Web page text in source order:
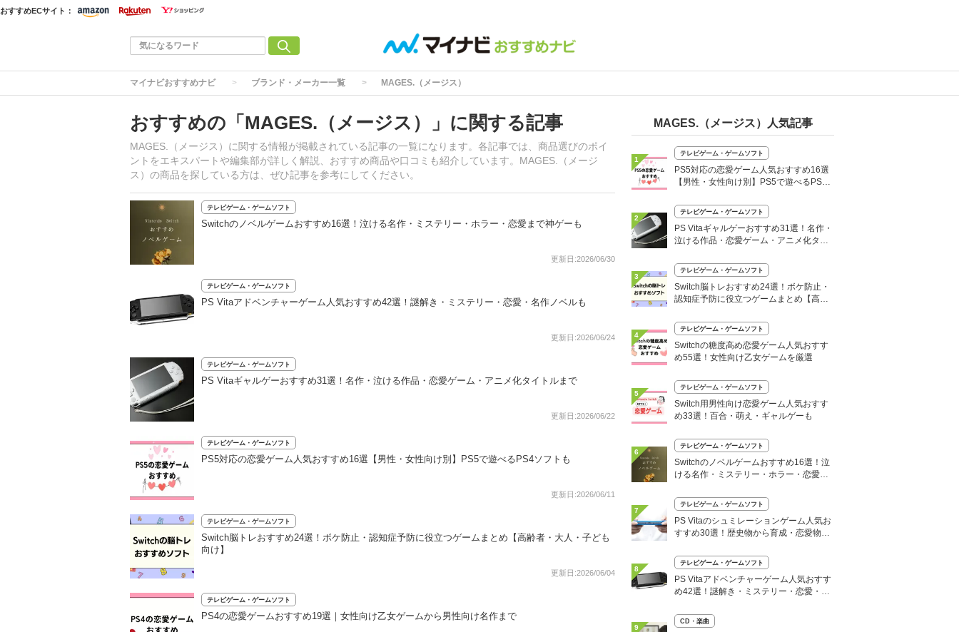
おすすめECサイト：
マイナビおすすめナビ ブランド・メーカー一覧 MAGES.（メージス）
おすすめの「MAGES.（メージス）」に関する記事
MAGES.（メージス）に関する情報が掲載されている記事の一覧になります。各記事では、商品選びのポイ
ントをエキスパートや編集部が詳しく解説、おすすめ商品や口コミも紹介しています。MAGES.（メージ
ス）の商品を探している方は、ぜひ記事を参考にしてください。
テレビゲーム・ゲームソフト
Switchのノベルゲームおすすめ16選！泣ける名作・ミステリー・ホラー・恋愛まで神ゲーも
更新日:2026/06/30
テレビゲーム・ゲームソフト
PS Vitaアドベンチャーゲーム人気おすすめ42選！謎解き・ミステリー・恋愛・名作ノベルも
更新日:2026/06/24
テレビゲーム・ゲームソフト
PS Vitaギャルゲーおすすめ31選！名作・泣ける作品・恋愛ゲーム・アニメ化タイトルまで
更新日:2026/06/22
テレビゲーム・ゲームソフト
PS5対応の恋愛ゲーム人気おすすめ16選【男性・女性向け別】PS5で遊べるPS4ソフトも
更新日:2026/06/11
テレビゲーム・ゲームソフト
Switch脳トレおすすめ24選！ボケ防止・認知症予防に役立つゲームまとめ【高齢者・大人・子ども
向け】
更新日:2026/06/04
テレビゲーム・ゲームソフト
PS4の恋愛ゲームおすすめ19選｜女性向け乙女ゲームから男性向け名作まで
MAGES.（メージス）人気記事
1
テレビゲーム・ゲームソフト
PS5対応の恋愛ゲーム人気おすすめ16選
【男性・女性向け別】PS5で遊べるPS4
2
テレビゲーム・ゲームソフト
PS Vitaギャルゲーおすすめ31選！名作・
泣ける作品・恋愛ゲーム・アニメ化タイ
3
テレビゲーム・ゲームソフト
Switch脳トレおすすめ24選！ボケ防止・
認知症予防に役立つゲームまとめ【高齢
4
テレビゲーム・ゲームソフト
Switchの糖度高め恋愛ゲーム人気おすす
め55選！女性向け乙女ゲームを厳選
5
テレビゲーム・ゲームソフト
Switch用男性向け恋愛ゲーム人気おすす
め33選！百合・萌え・ギャルゲーも
6
テレビゲーム・ゲームソフト
Switchのノベルゲームおすすめ16選！泣
ける名作・ミステリー・ホラー・恋愛ま
7
テレビゲーム・ゲームソフト
PS Vitaのシュミレーションゲーム人気お
すすめ30選！歴史物から育成・恋愛物ま
8
テレビゲーム・ゲームソフト
PS Vitaアドベンチャーゲーム人気おすす
め42選！謎解き・ミステリー・恋愛・名
9
CD・楽曲